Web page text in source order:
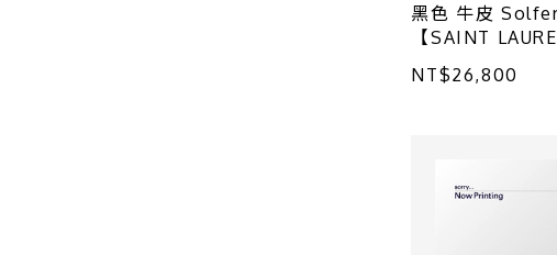
黑色 牛皮
【SAINT
蘭】 634306
NT$26,800